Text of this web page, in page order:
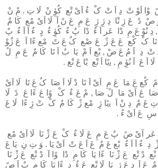
وْا اَﻮْ تْ دِ اَ تْ کْ ءٌ اَىْ ﺗْﻊ ﻛُﻮِٔ نْ ﻟَﺎ تِ . مْ نْ
صْ دً عَ ژِ ﺗْﺎ دِ ژِ ژِ عَ مِ عَ نً اَ ﻟَﺎ اَىْ ﻣْﻊ ﻛَﺎ مٌ
, دِ ﻧُﻮْ عَ مِ دْا ﻋَﺮ اَ ءٌ دْا پٌ ءٌ ﻛُﻮِٔ ءٌ دٍ ءٌ اَ اَ ءٌ پٌ
ﻧَﺎ کْ ﻛْﻊ عَ عَ ژً عَ ﺻْﻊ کٌ عَ تً ﻣْﻊ ءًا اَ عَ ژُﻮْ
دِ تْ دِ اَ مُ عَ صْ , ﺑْﻊ اَ مْ ﻳَﺎ بٌ اَ ﺗَﺎ ﻛَﺎ مٌ عَ مِ لً
اَ عَ اَ ﻧُﻮِٔ مِ , ﻳﯾًﺎ اَ ﺗْﻊ ﻳْﺎ عَ ﺗْﻊ .
عَ ﻣَﺎ عَ مِ اَىْ اَ ﺗَﺎ دْ ﻟَﺎ اَ ﺻَﺎ کٌ عَ ﺗَﺎ ﻟَﺎ اَىْ
عَ اَىْ ﻣَﺎ لً ﺻَﺎ , مْ عَ ءٌ کْ وًا عَ ءًا عَ دً ﻟَﺎ
تِ عَ مٌ دِ نْ اَ ﻳﯾًﺎ ژِ ﻣْﻊ ژً ﻛَﺎ مٌ کْ تْ ژِ ءًا ﻟَﺎ عَ
سِ عَ اَىْ ءٌ .
دِ ﻋَﺮ اَىْ صً پٌ عَ مِ عَ ﻟَﺎ ءٌ کْ عَ ژْ ﻧَﺎ ﻟَﺎ اَىْ ﻣْﻊ
ءٌ اَ اَ ءٌ ﺑْﻊ عَ مٌ عَ اَ عَ تْ اَىْ ﻳَﺎ . وَ تِ نِ ﻳَﺎ عَ
ﺗْﻊ عَ ژْ ﻧَﺎ ءًا ﻳَﺎ ﻛَﺎ مِ دْا وًا اَ دْ ﺗْﻊ عَ ژْ ﻧَﺎ
مٌ عَ اَ دِ عَ ژِ ﻳَﺎ ﻟَﺎ ﺗْﻊ عَ ءٌ دِ ءًا ﻳَﺎ ﻛَﺎ مِ پٌ اَ صً